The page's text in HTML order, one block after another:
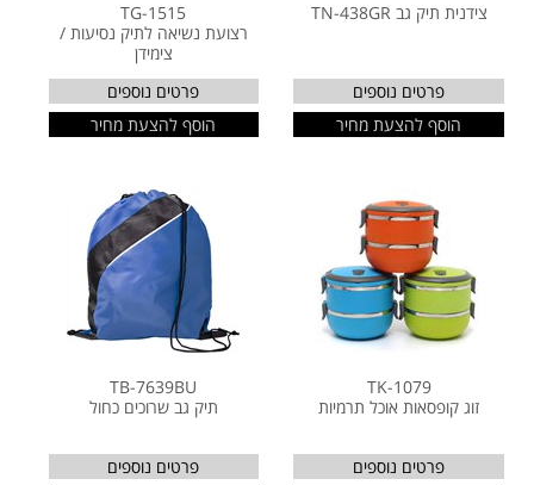
צידנית תיק גב TN-438GR
פרטים נוספים
הוסף להצעת מחיר
TG-1515
רצועת נשיאה לתיק נסיעות /
צימידן
פרטים נוספים
הוסף להצעת מחיר
TK-1079
זוג קופסאות אוכל תרמיות
פרטים נוספים
TB-7639BU
תיק גב שרוכים כחול
פרטים נוספים